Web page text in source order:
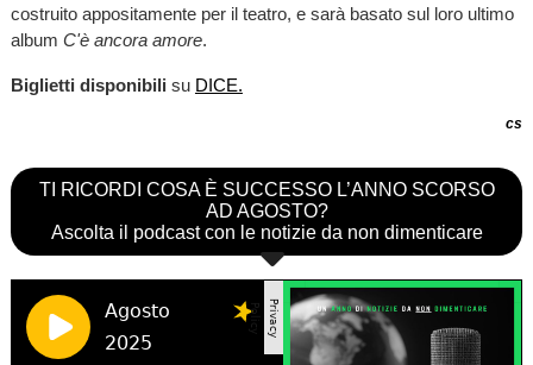
costruito appositamente per il teatro, e sarà basato sul loro ultimo
album C'è ancora amore.
Biglietti disponibili su DICE.
cs
TI RICORDI COSA È SUCCESSO L’ANNO SCORSO
AD AGOSTO?
Ascolta il podcast con le notizie da non dimenticare